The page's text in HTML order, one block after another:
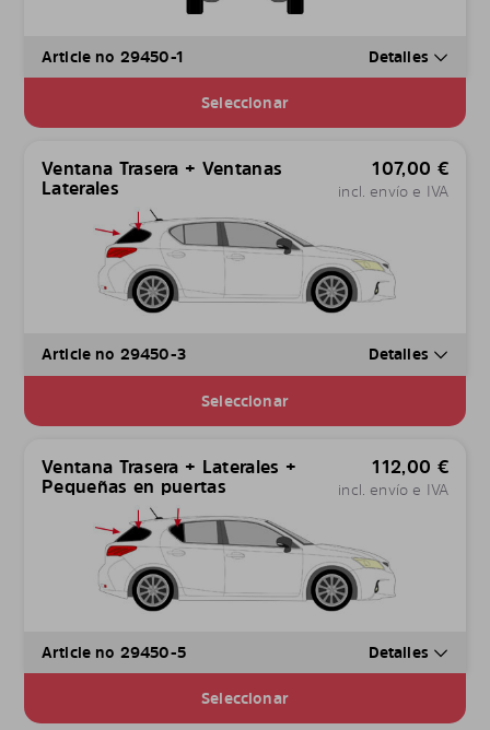
Article no 29450-1 Detalles
Seleccionar
Ventana Trasera + Ventanas
Laterales
107,00 €
incl. envío e IVA
Article no 29450-3 Detalles
Seleccionar
Ventana Trasera + Laterales +
Pequeñas en puertas
112,00 €
incl. envío e IVA
Article no 29450-5 Detalles
Seleccionar